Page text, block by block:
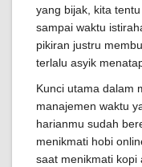
yang bijak, kita
sampai waktu
pikiran justru
terlalu asyik
Kunci utama dalam
manajemen waktu
harianmu sudah
menikmati hobi
saat menikmati kopi